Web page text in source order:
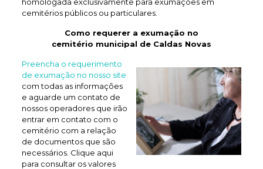
cemitérios públicos ou particulares.
Como requerer a exumação no
cemitério municipal de Caldas Novas
Preencha o requerimento
de exumação no nosso site
com todas as informações
e aguarde um contato de
nossos operadores que irão
entrar em contato com o
cemitério com a relação
de documentos que são
necessários. Clique aqui
para consultar os valores